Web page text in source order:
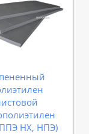
НХ, НПЭ)